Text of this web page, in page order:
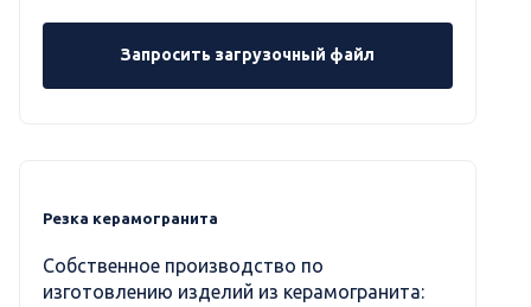
Запросить загрузочный файл
Резка керамогранита
Собственное производство по
изготовлению изделий из керамогранита: